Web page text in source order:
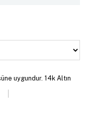
uygundur. 14k Altın